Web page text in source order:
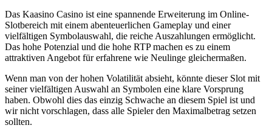
Das Kaasino Casino ist eine spannende Erweiterung im Online-
Slotbereich mit einem abenteuerlichen Gameplay und einer
vielfältigen Symbolauswahl, die reiche Auszahlungen ermöglicht.
Das hohe Potenzial und die hohe RTP machen es zu einem
attraktiven Angebot für erfahrene wie Neulinge gleichermaßen.
Wenn man von der hohen Volatilität absieht, könnte dieser Slot mit
seiner vielfältigen Auswahl an Symbolen eine klare Vorsprung
haben. Obwohl dies das einzig Schwache an diesem Spiel ist und
wir nicht vorschlagen, dass alle Spieler den Maximalbetrag setzen
sollten.